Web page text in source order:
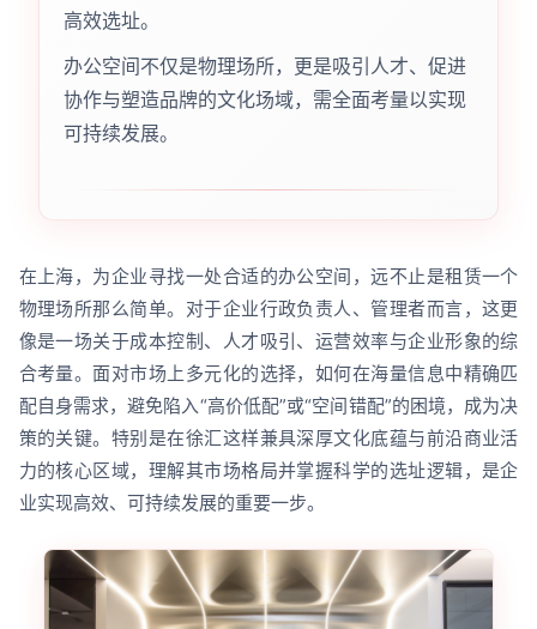
高效选址。
办公空间不仅是物理场所，更是吸引人才、促进
协作与塑造品牌的文化场域，需全面考量以实现
可持续发展。
在上海，为企业寻找一处合适的办公空间，远不止是租赁一个
物理场所那么简单。对于企业行政负责人、管理者而言，这更
像是一场关于成本控制、人才吸引、运营效率与企业形象的综
合考量。面对市场上多元化的选择，如何在海量信息中精确匹
配自身需求，避免陷入“高价低配”或“空间错配”的困境，成为决
策的关键。特别是在徐汇这样兼具深厚文化底蕴与前沿商业活
力的核心区域，理解其市场格局并掌握科学的选址逻辑，是企
业实现高效、可持续发展的重要一步。